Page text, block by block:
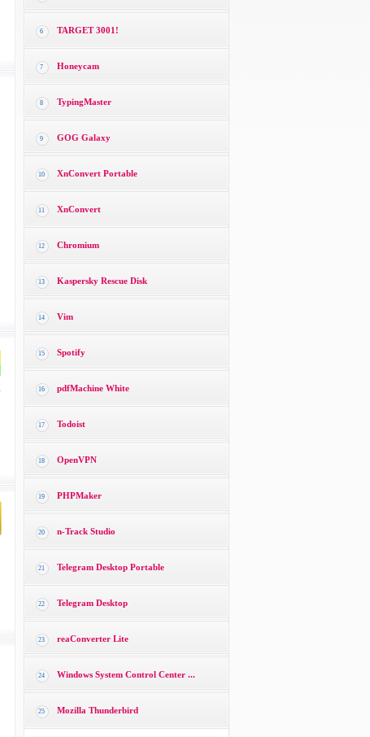
6 TARGET 3001!
7 Honeycam
8 TypingMaster
9 GOG Galaxy
10 XnConvert Portable
11 XnConvert
12 Chromium
13 Kaspersky Rescue Disk
14 Vim
15 Spotify
16 pdfMachine White
17 Todoist
18 OpenVPN
19 PHPMaker
20 n-Track Studio
21 Telegram Desktop Portable
22 Telegram Desktop
23 reaConverter Lite
24 Windows System Control Center ...
25 Mozilla Thunderbird